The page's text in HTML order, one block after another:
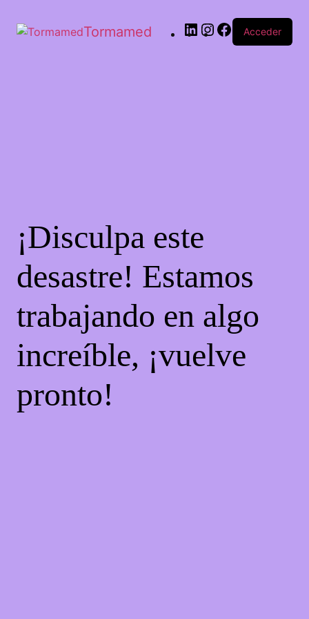
Tormamed Acceder
¡Disculpa este
desastre! Estamos
trabajando en algo
increíble, ¡vuelve
pronto!